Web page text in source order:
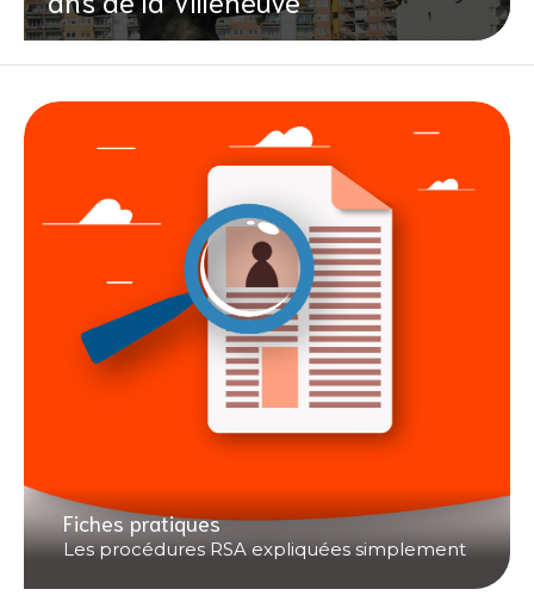
Fiches pratiques
Les procédures RSA expliquées simplement